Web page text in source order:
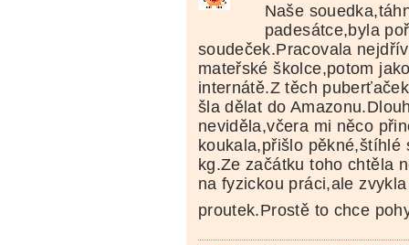
Naše
padesátce,byla
soudeček.Pracovala
mateřské školce,potom
internátě.Z těch
šla dělat do
neviděla,včera mi něco
koukala,přišlo pěkné,štíhlé
kg.Ze začátku toho chtěla
na fyzickou práci,ale
proutek.Prostě to chce